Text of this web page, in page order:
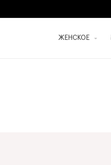
ЖЕНСКОЕ